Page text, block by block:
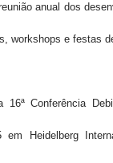
anual dos
, workshops e festas
16ª Conferência
em Heidelberg